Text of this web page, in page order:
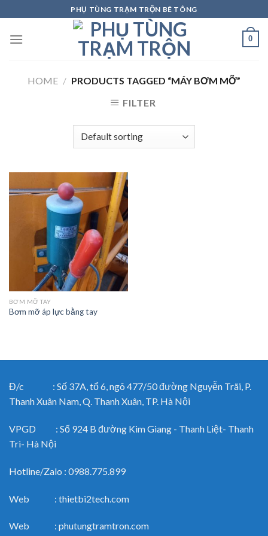
to
content
PHỤ TÙNG TRẠM TRỘN BÊ TÔNG
0
HOME / PRODUCTS TAGGED “MÁY BƠM MỠ”
FILTER
BƠM MỠ TAY
Bơm mỡ áp lực bằng tay
Đ/c : Số 37A, tổ 6, ngõ 477/50 đường Nguyễn Trãi, P.
Thanh Xuân Nam, Q. Thanh Xuân, TP. Hà Nội
VPGD : Số 924 B đường Kim Giang - Thanh Liệt- Thanh
Trì- Hà Nội
Hotline/Zalo : 0988.775.899
Web : thietbi2tech.com
Web : phutungtramtron.com